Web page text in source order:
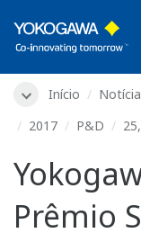
Início
2017
P&D
Prêmio